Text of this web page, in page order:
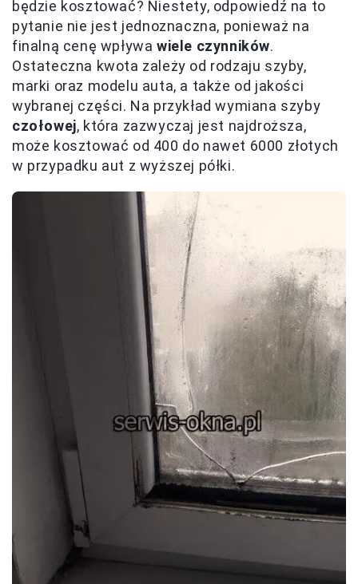
będzie kosztować? Niestety, odpowiedź na to
pytanie nie jest jednoznaczna, ponieważ na
finalną cenę wpływawiele czynników.
Ostateczna kwota zależy od rodzaju szyby,
marki oraz modelu auta, a także od jakości
wybranej części. Na przykład wymiana szyby
czołowej, która zazwyczaj jest najdroższa,
może kosztować od 400 do nawet 6000 złotych
w przypadku aut z wyższej półki.